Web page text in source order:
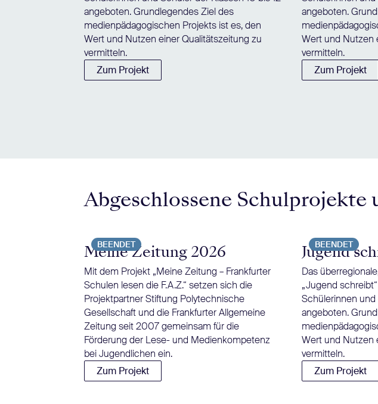
angeboten. Grundlegendes Ziel des
medienpädagogischen Projekts ist es, den
Wert und Nutzen einer Qualitätszeitung zu
vermitteln.
Zum Projekt
angeboten.
Wert und Nutzen
vermitteln.
Zum Projekt
Abgeschlossene
BEENDET
Meine Zeitung 2026
Mit dem Projekt „Meine Zeitung – Frankfurter
Schulen lesen die F.A.Z.“ setzen sich die
Projektpartner Stiftung Polytechnische
Gesellschaft und die Frankfurter Allgemeine
Zeitung seit 2007 gemeinsam für die
Förderung der Lese- und Medienkompetenz
bei Jugendlichen ein.
Zum Projekt
BEENDET
Jugend
Das
„Jugend
Schülerinnen und
angeboten.
Wert und Nutzen
vermitteln.
Zum Projekt